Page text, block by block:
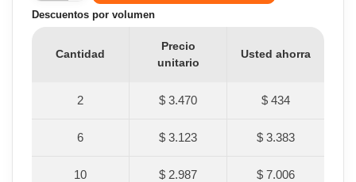
Descuentos por volumen
Cantidad
Precio
unitario
Usted ahorra
2 $ 3.470 $ 434
6 $ 3.123 $ 3.383
10 $ 2.987 $ 7.006